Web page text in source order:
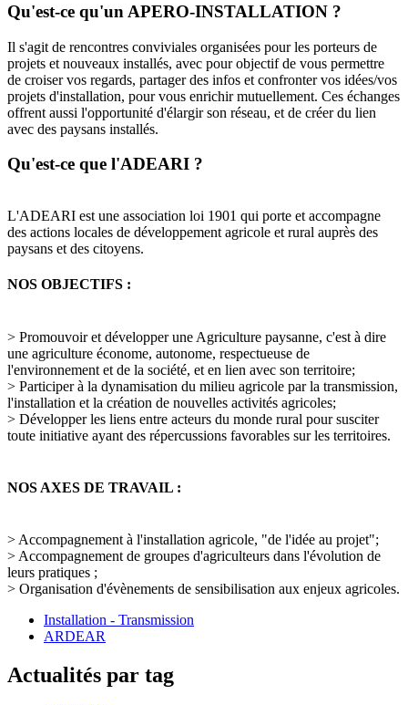
Qu'est-ce qu'un APERO-INSTALLATION ?
Il s'agit de rencontres conviviales organisées pour les porteurs de
projets et nouveaux installés, avec pour objectif de vous permettre
de croiser vos regards, partager des infos et confronter vos idées/vos
projets d'installation, pour vous enrichir mutuellement. Ces échanges
offrent aussi l'opportunité d'élargir son réseau, et de créer du lien
avec des paysans installés.
Qu'est-ce que l'ADEARI ?
L'ADEARI est une association loi 1901 qui porte et accompagne
des actions locales de développement agricole et rural auprès des
paysans et des citoyens.
NOS OBJECTIFS :
> Promouvoir et développer une Agriculture paysanne, c'est à dire
une agriculture économe, autonome, respectueuse de
l'environnement et de la société, et en lien avec son territoire;
> Participer à la dynamisation du milieu agricole par la transmission,
l'installation et la création de nouvelles activités agricoles;
> Développer les liens entre acteurs du monde rural pour susciter
toute initiative ayant des répercussions favorables sur les territoires.
NOS AXES DE TRAVAIL :
> Accompagnement à l'installation agricole, "de l'idée au projet";
> Accompagnement de groupes d'agriculteurs dans l'évolution de
leurs pratiques ;
> Organisation d'évènements de sensibilisation aux enjeux agricoles.
Installation - Transmission
ARDEAR
Actualités par tag